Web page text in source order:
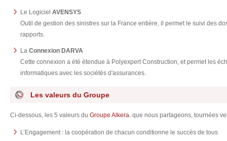
Le Logiciel AVENSYS
Outil de gestion des sinistres sur la France entière, il permet le suivi des
rapports.
La Connexion DARVA
Cette connexion a été étendue à Polyexpert Construction, et permet les
informatiques avec les sociétés d'assurances.
Les valeurs du Groupe
Ci-dessous, les 5 valeurs du Groupe Alkera. que nous partageons, tournées
L’Engagement : la coopération de chacun conditionne le succès de tous